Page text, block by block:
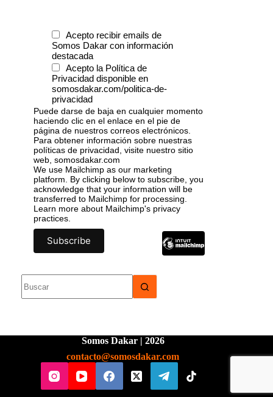
Acepto recibir emails de
Somos Dakar con información
destacada
Acepto la Política de
Privacidad disponible en
somosdakar.com/politica-de-
privacidad
Puede darse de baja en cualquier momento
haciendo clic en el enlace en el pie de
página de nuestros correos electrónicos.
Para obtener información sobre nuestras
políticas de privacidad, visite nuestro sitio
web, somosdakar.com
We use Mailchimp as our marketing
platform. By clicking below to subscribe, you
acknowledge that your information will be
transferred to Mailchimp for processing.
Learn more about Mailchimp's privacy
practices.
Somos Dakar | 2026
contacto@somosdakar.com